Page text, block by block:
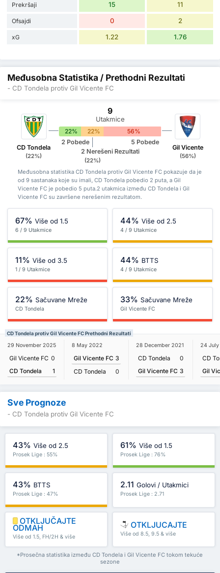
Prekršaji 15 11
Ofsajdi 0 2
xG 1.22 1.76
Međusobna Statistika / Prethodni Rezultati
- CD Tondela protiv Gil Vicente FC
CD Tondela
(22%)
9
Utakmice
22% 22%
56%
2 Pobede
2 Nerešeni Rezultati
(22%)
5 Pobede
Gil Vicente
(56%)
Međusobna statistika CD Tondela protiv Gil Vicente FC pokazuje da je
od 9 sastanaka koje su imali, CD Tondela pobedio 2 puta, a Gil
Vicente FC je pobedio 5 puta.2 utakmica između CD Tondela i Gil
Vicente FC su završene nerešenim rezultatom.
67% Više od 1.5
6 / 9 Utakmice
44% Više od 2.5
4 / 9 Utakmice
11% Više od 3.5
1 / 9 Utakmice
44% BTTS
4 / 9 Utakmice
22% Sačuvane Mreže
CD Tondela
33% Sačuvane Mreže
Gil Vicente FC
CD Tondela protiv Gil Vicente FC Prethodni Rezultati
29 November 2025
Gil Vicente FC 0
CD Tondela
1
8 May 2022
Gil Vicente FC 3
CD Tondela
0
28 December 2021
CD Tondela
0
Gil Vicente FC 3
24 July
CD
Gil
Sve Prognoze
- CD Tondela protiv Gil Vicente FC
43% Više od 2.5
Prosek Lige : 55%
61% Više od 1.5
Prosek Lige : 76%
43% BTTS
Prosek Lige : 47%
2.11 Golovi / Utakmici
Prosek Lige : 2.71
OTKLJUČAJTE
ODMAH
Više od 1.5, FH/2H & više
OTKLJUCAJTE
Više od 8.5, 9.5 & više
*Prosečna statistika između CD Tondela i Gil Vicente FC tokom tekuće
sezone